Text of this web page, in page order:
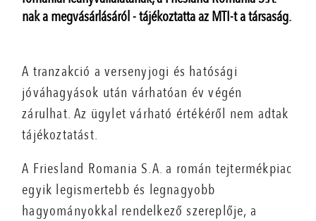
nak a megvásárlásáról - tájékoztatta az MTI-t a társaság.
A tranzakció a versenyjogi és hatósági
jóváhagyások után várhatóan év végén
zárulhat. Az ügylet várható értékéről nem adtak
tájékoztatást.
A Friesland Romania S.A. a román tejtermékpiac
egyik legismertebb és legnagyobb
hagyományokkal rendelkező szereplője, a